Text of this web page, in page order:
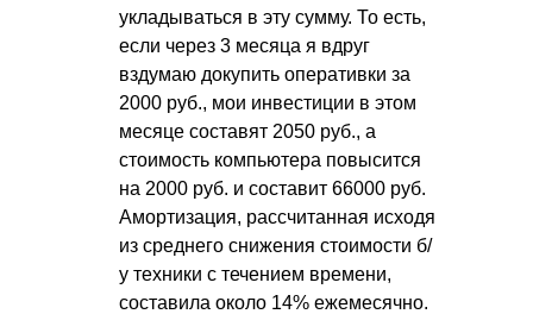
укладываться в эту сумму. То есть,
если через 3 месяца я вдруг
вздумаю докупить оперативки за
2000 руб., мои инвестиции в этом
месяце составят 2050 руб., а
стоимость компьютера повысится
на 2000 руб. и составит 66000 руб.
Амортизация, рассчитанная исходя
из среднего снижения стоимости б/
у техники с течением времени,
составила около 14% ежемесячно.